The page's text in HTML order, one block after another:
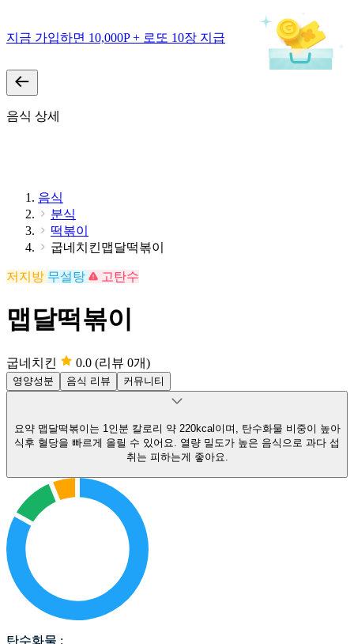
지금 가입하면 10,000P + 로또 10장 지급
음식 상세
음식
분식
떡볶이
굽네치킨맵달떡볶이
저지방 무설탕 고탄수
맵달떡볶이
굽네치킨 0.0 (리뷰 0개)
영양성분 음식 리뷰 커뮤니티
요약 맵달떡볶이는 1인분 칼로리 약 220kcal이며, 탄수화물 비중이 높아
식후 혈당을 빠르게 올릴 수 있어요. 열량 밀도가 높은 음식으로 과다 섭
취는 피하는게 좋아요.
탄수화물
탄수화물 :